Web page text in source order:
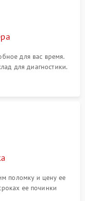
для вас время.
для диагностики.
поломку и цену ее
ее починки